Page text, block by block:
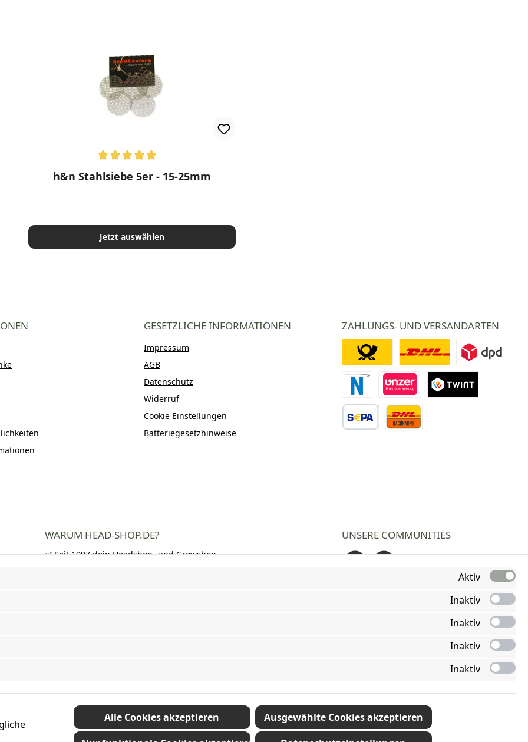
Durchschnittliche Bewertung von 5 von 5 Sternen
h&n Stahlsiebe 5er - 15-25mm
Jetzt auswählen
GESETZLICHE INFORMATIONEN
Impressum
AGB
Datenschutz
Widerruf
Cookie Einstellungen
Batteriegesetzhinweise
ZAHLUNGS- UND VERSANDARTEN
Novalnet ZahlungDirektüberweisung
Deutsche PostDHL DPD
WARUM HEAD-SHOP.DE?
✅ Seit 1997 dein Headshop- und Growshop-
UNSERE COMMUNITIES
Aktiv
Inaktiv
Inaktiv
Inaktiv
Inaktiv
Alle Cookies akzeptieren
Ausgewählte Cookies akzeptieren